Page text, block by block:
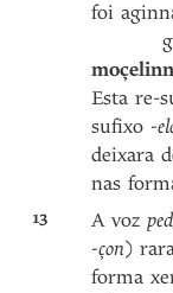
foi
Esta re-
sufixo -
deixara
nas
13 A voz
-çon)
forma